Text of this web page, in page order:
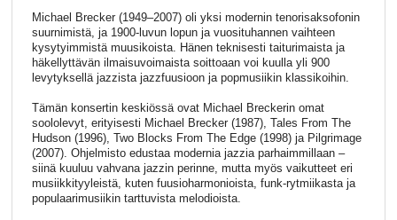
Michael Brecker (1949–2007) oli yksi modernin tenorisaksofonin
suurnimistä, ja 1900-luvun lopun ja vuosituhannen vaihteen
kysytyimmistä muusikoista. Hänen teknisesti taiturimaista ja
häkellyttävän ilmaisuvoimaista soittoaan voi kuulla yli 900
levytyksellä jazzista jazzfuusioon ja popmusiikin klassikoihin.
Tämän konsertin keskiössä ovat Michael Breckerin omat
soololevyt, erityisesti Michael Brecker (1987), Tales From The
Hudson (1996), Two Blocks From The Edge (1998) ja Pilgrimage
(2007). Ohjelmisto edustaa modernia jazzia parhaimmillaan –
siinä kuuluu vahvana jazzin perinne, mutta myös vaikutteet eri
musiikkityyleistä, kuten fuusioharmonioista, funk-rytmiikasta ja
populaarimusiikin tarttuvista melodioista.